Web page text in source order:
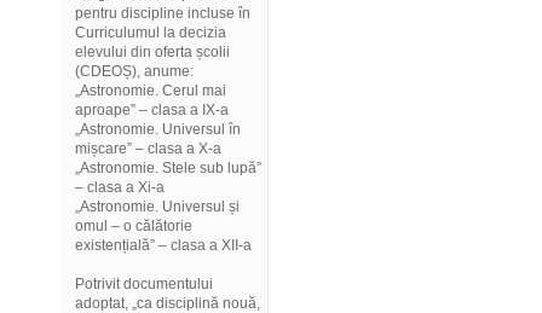
pentru discipline incluse în
Curriculumul la decizia
elevului din oferta școlii
(CDEOȘ), anume:
„Astronomie. Cerul mai
aproape” – clasa a IX-a
„Astronomie. Universul în
mișcare” – clasa a X-a
„Astronomie. Stele sub lupă”
– clasa a Xi-a
„Astronomie. Universul și
omul – o călătorie
existențială” – clasa a XII-a
Potrivit documentului
adoptat, „ca disciplină nouă,